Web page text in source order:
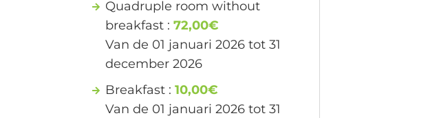
Quadruple room without
breakfast :72,00€
Van de 01 januari 2026 tot 31
december 2026
Breakfast :10,00€
Van de 01 januari 2026 tot 31